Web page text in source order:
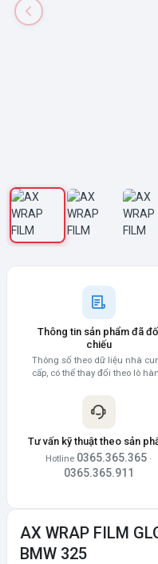
Thông tin sản phẩm đã
chiếu
Thông số theo dữ liệu nhà
cấp, có thể thay đổi theo lô
Tư vấn kỹ thuật theo sản
Hotline 0365.365.365 ·
0365.365.911
AX WRAP FILM
BMW 325